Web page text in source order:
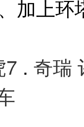
加上环
7 . 奇瑞